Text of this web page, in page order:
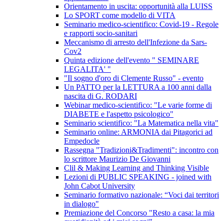
Orientamento in uscita: opportunità alla LUISS
Lo SPORT come modello di VITA
Seminario medico-scientifico: Covid-19 - Regole
e rapporti socio-sanitari
Meccanismo di arresto dell'Infezione da Sars-
Cov2
Quinta edizione dell'evento " SEMINARE
LEGALITA' "
"Il sogno d'oro di Clemente Russo" - evento
Un PATTO per la LETTURA a 100 anni dalla
nascita di G. RODARI
Webinar medico-scientifico: "Le varie forme di
DIABETE e l'aspetto psicologico"
Seminario scientifico: "La Matematica nella vita"
Seminario online: ARMONIA dai Pitagorici ad
Empedocle
Rassegna "Tradizioni&Tradimenti": incontro con
lo scrittore Maurizio De Giovanni
Clil & Making Learning and Thinking Visible
Lezioni di PUBLIC SPEAKING - joined with
John Cabot University
Seminario formativo nazionale: “Voci dai territori
in dialogo"
Premiazione del Concorso "Resto a casa: la mia